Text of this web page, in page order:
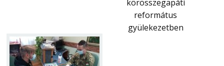
körösszegapáti
református
gyülekezetben